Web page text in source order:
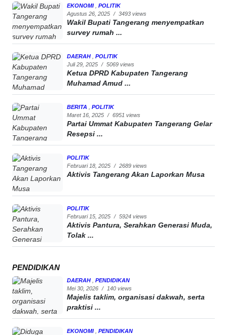
EKONOMI
POLITIK
Agustus 26, 2025 / 3493 views
Wakil Bupati Tangerang menyempatkan
survey rumah ...
DAERAH
POLITIK
Juli 29, 2025 / 5069 views
Ketua DPRD Kabupaten Tangerang
Muhamad Amud ...
BERITA
POLITIK
Maret 16, 2025 / 6951 views
Partai Ummat Kabupaten Tangerang Gelar
Resepsi ...
POLITIK
Februari 18, 2025 / 2689 views
Aktivis Tangerang Akan Laporkan Musa
POLITIK
Februari 15, 2025 / 5924 views
Aktivis Pantura, Serahkan Generasi Muda,
Tolak ...
PENDIDIKAN
DAERAH
PENDIDIKAN
Mei 30, 2026 / 140 views
Majelis taklim, organisasi dakwah, serta
praktisi ...
EKONOMI
PENDIDIKAN